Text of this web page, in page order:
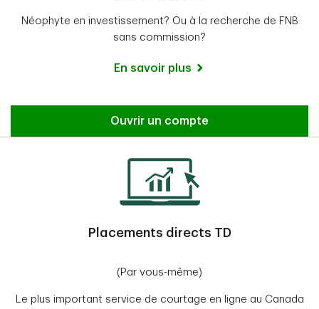
Néophyte en investissement? Ou à la recherche de FNB
sans commission?
En savoir plus
Ouvrir un compte
Placements directs TD
(Par vous-même)
Le plus important service de courtage en ligne au Canada